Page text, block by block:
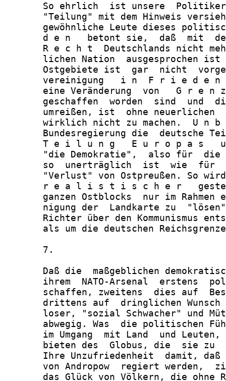
So ehrlich  ist unsere
"Teilung" mit dem Hinweis
gewöhnliche Leute dieses
d e n   betont sie,  daß  mit
R e c h t  Deutschlands nicht
lichen Nation  ausgesprochen
Ostgebiete ist  gar  nicht
vereinigung   i n  F r i e d e
eine Veränderung  von   G r e n
geschaffen  worden  sind  und
umreißen, ist  ohne neuerlichen
wirklich nicht zu machen.  U n
Bundesregierung die  deutsche
T e i l u n g   E u r o p a s
"die Demokratie",  also für
so  unerträglich  ist  wie  für
"Verlust" von Ostpreußen. So
r e a l i s t i s c h e r
ganzen Ostblocks  nur im Rahmen
nigung der  Landkarte zu
Richter über den Kommunismus
als um die deutschen
       7.
Daß die  maßgeblichen
ihrem  NATO-Arsenal  erstens
schaffen, zweitens  dies auf
drittens auf  dringlichen
loser, "sozial Schwacher" und
abwegig. Was  die politischen
im Umgang  mit Land  und
bieten des  Globus, die  sie zu
Ihre Unzufriedenheit  damit,
von Andropow  regiert werden,
das Glück von Völkern, die ohne